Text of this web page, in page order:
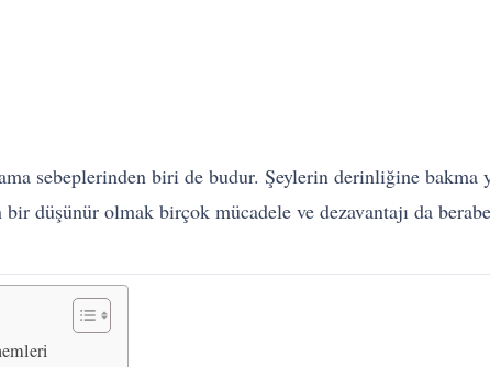
sebeplerinden biri de budur. Şeylerin derinliğine
bir düşünür olmak birçok mücadele ve dezavantajı da